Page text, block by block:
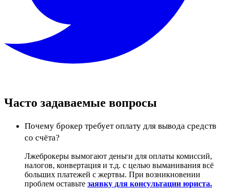
Часто задаваемые вопросы
Почему брокер требует оплату для вывода средств
со счёта?
Лжеброкеры вымогают деньги для оплаты комиссий,
налогов, конвертация и т.д. с целью выманивания всё
больших платежей с жертвы. При возникновении
проблем оставьте заявку для консультации юриста.